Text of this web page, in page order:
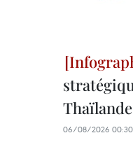
Thaïlande
06/08/2026 00:30